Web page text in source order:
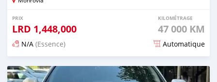
PRIX
LRD 1,448,000
KILOMÉTRAGE
47 000 KM
N/A (Essence) Automatique
Publié il y a 19 jours